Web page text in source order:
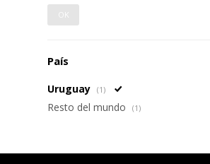
OK
País
Uruguay (1)
Resto del mundo (1)